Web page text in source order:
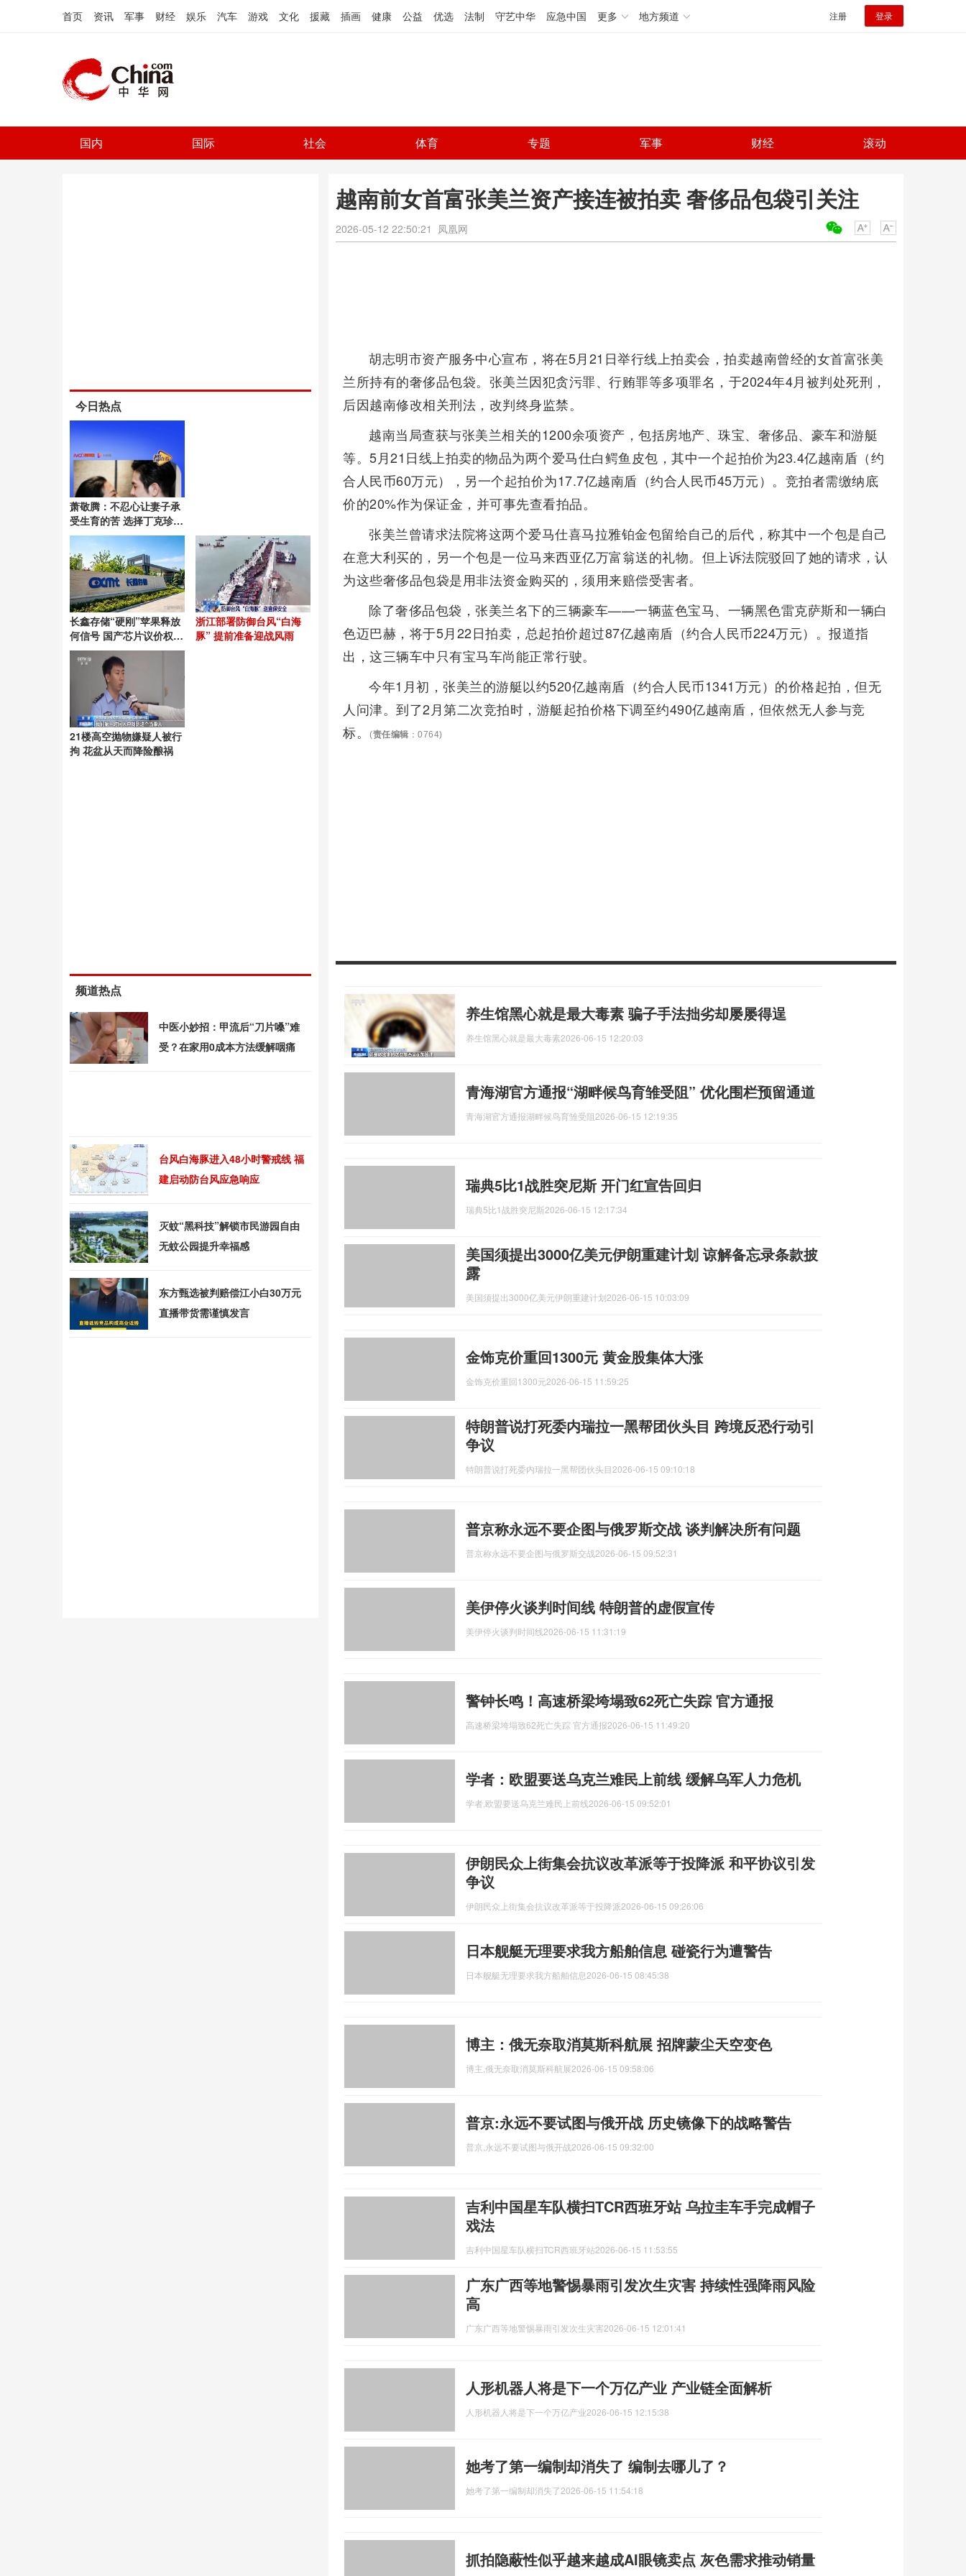
首页 资讯 军事 财经 娱乐 汽车 游戏 文化 援藏 插画 健康 公益 优选 法制 守艺中华 应急中国 更多 地方频道 注册 登录
国内 国际 社会 体育 专题 军事 财经 滚动
越南前女首富张美兰资产接连被拍卖 奢侈品包袋引关注
2026-05-12 22:50:21 凤凰网
胡志明市资产服务中心宣布，将在5月21日举行线上拍卖会，拍卖越南曾经的女首富张美
兰所持有的奢侈品包袋。张美兰因犯贪污罪、行贿罪等多项罪名，于2024年4月被判处死刑，
后因越南修改相关刑法，改判终身监禁。
越南当局查获与张美兰相关的1200余项资产，包括房地产、珠宝、奢侈品、豪车和游艇
等。5月21日线上拍卖的物品为两个爱马仕白鳄鱼皮包，其中一个起拍价为23.4亿越南盾（约
合人民币60万元），另一个起拍价为17.7亿越南盾（约合人民币45万元）。竞拍者需缴纳底
价的20%作为保证金，并可事先查看拍品。
张美兰曾请求法院将这两个爱马仕喜马拉雅铂金包留给自己的后代，称其中一个包是自己
在意大利买的，另一个包是一位马来西亚亿万富翁送的礼物。但上诉法院驳回了她的请求，认
为这些奢侈品包袋是用非法资金购买的，须用来赔偿受害者。
除了奢侈品包袋，张美兰名下的三辆豪车——一辆蓝色宝马、一辆黑色雷克萨斯和一辆白
色迈巴赫，将于5月22日拍卖，总起拍价超过87亿越南盾（约合人民币224万元）。报道指
出，这三辆车中只有宝马车尚能正常行驶。
今年1月初，张美兰的游艇以约520亿越南盾（约合人民币1341万元）的价格起拍，但无
人问津。到了2月第二次竞拍时，游艇起拍价格下调至约490亿越南盾，但依然无人参与竞
标。
(责任编辑 ：0764)
养生馆黑心就是最大毒素 骗子手法拙劣却屡屡得逞
养生馆黑心就是最大毒素2026-06-15 12:20:03
青海湖官方通报“湖畔候鸟育雏受阻” 优化围栏预留通道
青海湖官方通报湖畔候鸟育雏受阻2026-06-15 12:19:35
瑞典5比1战胜突尼斯 开门红宣告回归
瑞典5比1战胜突尼斯2026-06-15 12:17:34
美国须提出3000亿美元伊朗重建计划 谅解备忘录条款披
露
美国须提出3000亿美元伊朗重建计划2026-06-15 10:03:09
金饰克价重回1300元 黄金股集体大涨
金饰克价重回1300元2026-06-15 11:59:25
特朗普说打死委内瑞拉一黑帮团伙头目 跨境反恐行动引
争议
特朗普说打死委内瑞拉一黑帮团伙头目2026-06-15 09:10:18
普京称永远不要企图与俄罗斯交战 谈判解决所有问题
普京称永远不要企图与俄罗斯交战2026-06-15 09:52:31
美伊停火谈判时间线 特朗普的虚假宣传
美伊停火谈判时间线2026-06-15 11:31:19
警钟长鸣！高速桥梁垮塌致62死亡失踪 官方通报
高速桥梁垮塌致62死亡失踪 官方通报2026-06-15 11:49:20
学者：欧盟要送乌克兰难民上前线 缓解乌军人力危机
学者,欧盟要送乌克兰难民上前线2026-06-15 09:52:01
伊朗民众上街集会抗议改革派等于投降派 和平协议引发
争议
伊朗民众上街集会抗议改革派等于投降派2026-06-15 09:26:06
日本舰艇无理要求我方船舶信息 碰瓷行为遭警告
日本舰艇无理要求我方船舶信息2026-06-15 08:45:38
博主：俄无奈取消莫斯科航展 招牌蒙尘天空变色
博主,俄无奈取消莫斯科航展2026-06-15 09:58:06
普京:永远不要试图与俄开战 历史镜像下的战略警告
普京,永远不要试图与俄开战2026-06-15 09:32:00
吉利中国星车队横扫TCR西班牙站 乌拉圭车手完成帽子
戏法
吉利中国星车队横扫TCR西班牙站2026-06-15 11:53:55
广东广西等地警惕暴雨引发次生灾害 持续性强降雨风险
高
广东广西等地警惕暴雨引发次生灾害2026-06-15 12:01:41
人形机器人将是下一个万亿产业 产业链全面解析
人形机器人将是下一个万亿产业2026-06-15 12:15:38
她考了第一编制却消失了 编制去哪儿了？
她考了第一编制却消失了2026-06-15 11:54:18
抓拍隐蔽性似乎越来越成AI眼镜卖点 灰色需求推动销量
今日热点
萧敬腾：不忍心让妻子承
受生育的苦 选择丁克珍惜
当下
长鑫存储“硬刚”苹果释放
何信号 国产芯片议价权崛
起
浙江部署防御台风“白海
豚” 提前准备迎战风雨
21楼高空抛物嫌疑人被行
拘 花盆从天而降险酿祸
频道热点
中医小妙招：甲流后“刀片嗓”难
受？在家用0成本方法缓解咽痛
台风白海豚进入48小时警戒线 福
建启动防台风应急响应
灭蚊“黑科技”解锁市民游园自由
无蚊公园提升幸福感
东方甄选被判赔偿江小白30万元
直播带货需谨慎发言